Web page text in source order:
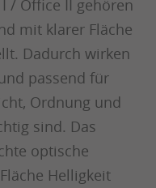
/ Office II gehören
mit klarer Fläche
Dadurch wirken
passend für
Ordnung und
sind. Das
optische
Helligkeit